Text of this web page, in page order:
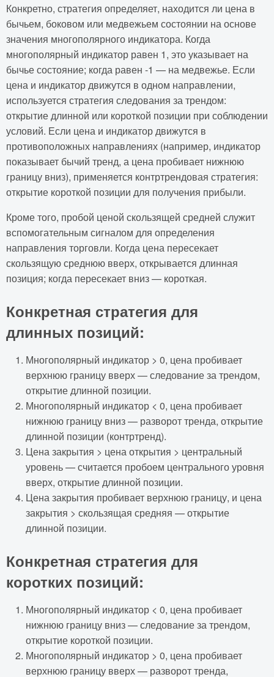
Конкретно, стратегия определяет, находится ли цена в
бычьем, боковом или медвежьем состоянии на основе
значения многополярного индикатора. Когда
многополярный индикатор равен 1, это указывает на
бычье состояние; когда равен -1 — на медвежье. Если
цена и индикатор движутся в одном направлении,
используется стратегия следования за трендом:
открытие длинной или короткой позиции при соблюдении
условий. Если цена и индикатор движутся в
противоположных направлениях (например, индикатор
показывает бычий тренд, а цена пробивает нижнюю
границу вниз), применяется контртрендовая стратегия:
открытие короткой позиции для получения прибыли.
Кроме того, пробой ценой скользящей средней служит
вспомогательным сигналом для определения
направления торговли. Когда цена пересекает
скользящую среднюю вверх, открывается длинная
позиция; когда пересекает вниз — короткая.
Конкретная стратегия для
длинных позиций:
Многополярный индикатор > 0, цена пробивает
верхнюю границу вверх — следование за трендом,
открытие длинной позиции.
Многополярный индикатор < 0, цена пробивает
нижнюю границу вниз — разворот тренда, открытие
длинной позиции (контртренд).
Цена закрытия > цена открытия > центральный
уровень — считается пробоем центрального уровня
вверх, открытие длинной позиции.
Цена закрытия пробивает верхнюю границу, и цена
закрытия > скользящая средняя — открытие
длинной позиции.
Конкретная стратегия для
коротких позиций:
Многополярный индикатор < 0, цена пробивает
нижнюю границу вниз — следование за трендом,
открытие короткой позиции.
Многополярный индикатор > 0, цена пробивает
верхнюю границу вверх — разворот тренда,